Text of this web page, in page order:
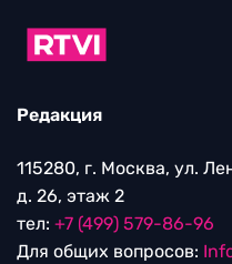
Редакция
115280, г. Москва, ул.
д. 26, этаж 2
тел: +7 (499) 579-86-96
Для общих вопросов: